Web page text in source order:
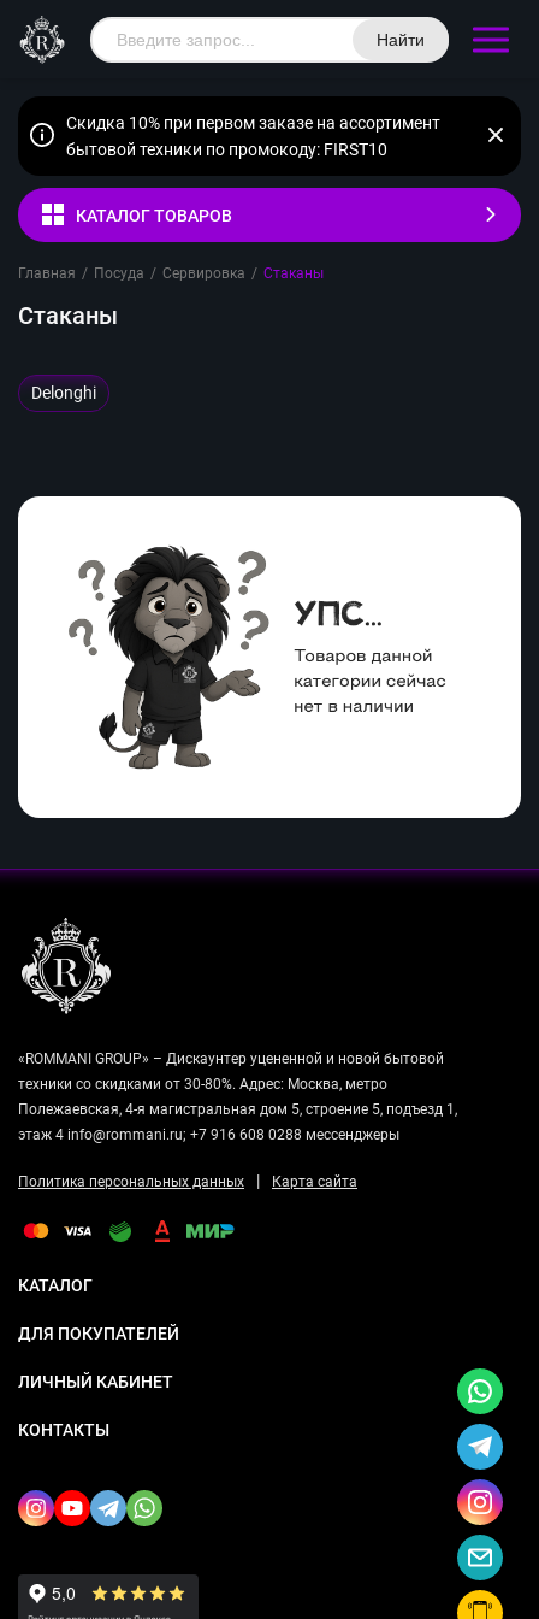
Найти
Скидка 10% при первом заказе на ассортимент
бытовой техники по промокоду: FIRST10
КАТАЛОГ ТОВАРОВ
Главная / Посуда / Сервировка / Стаканы
Стаканы
Delonghi
«ROMMANI GROUP» – Дискаунтер уцененной и новой бытовой
техники со скидками от 30-80%. Адрес: Москва, метро
Полежаевская, 4-я магистральная дом 5, строение 5, подъезд 1,
этаж 4 info@rommani.ru; +7 916 608 0288 мессенджеры
Политика персональных данных | Карта сайта
КАТАЛОГ
ДЛЯ ПОКУПАТЕЛЕЙ
ЛИЧНЫЙ КАБИНЕТ
КОНТАКТЫ